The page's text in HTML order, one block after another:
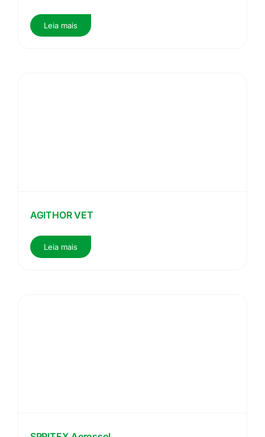
Leia mais
AGITHOR VET
Leia mais